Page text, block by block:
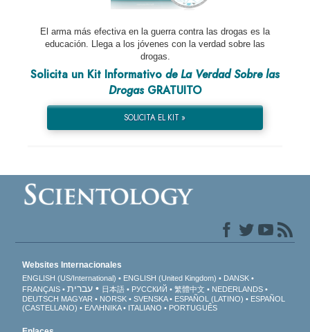
El arma más efectiva en la guerra contra las drogas es la
educación. Llega a los jóvenes con la verdad sobre las
drogas.
Solicita un Kit Informativo de La Verdad Sobre las
DrogasGRATUITO
SOLICITA EL KIT »
Websites Internacionales
ENGLISH (US/International) ENGLISH (United Kingdom)
DANSK
FRANÇAIS
עברית 日本語 РУССКИЙ 繁體中文
NEDERLANDS
DEUTSCH MAGYAR NORSK SVENSKA ESPAÑOL (LATINO)
ESPAÑOL
(CASTELLANO)
ΕΛΛΗΝΙΚA ITALIANO PORTUGUÊS